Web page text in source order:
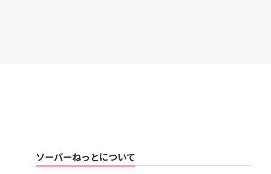
ソーバーねっとについて